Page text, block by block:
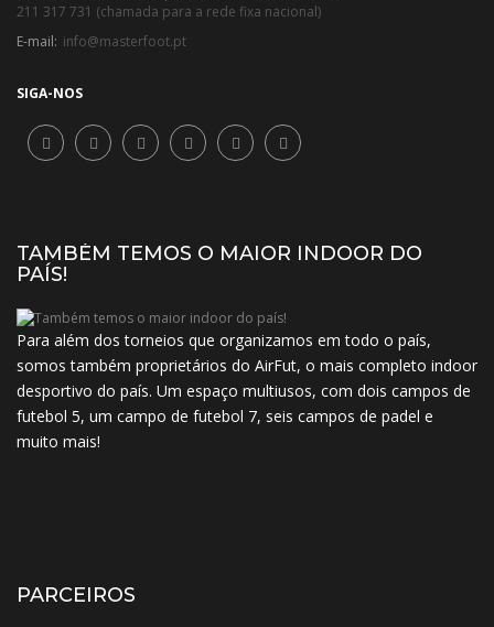
211 317 731 (chamada para a rede fixa nacional)
E-mail: info@masterfoot.pt
SIGA-NOS
TAMBÉM TEMOS O MAIOR INDOOR DO
PAÍS!
Para além dos torneios que organizamos em todo o país,
somos também proprietários do AirFut, o mais completo indoor
desportivo do país. Um espaço multiusos, com dois campos de
futebol 5, um campo de futebol 7, seis campos de padel e
muito mais!
PARCEIROS